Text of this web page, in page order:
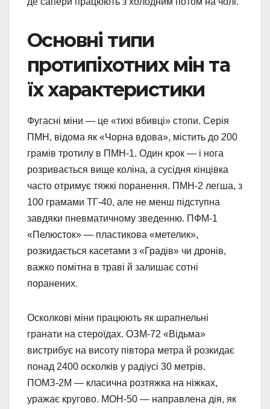
Основні типи
протипіхотних мін та
їх характеристики
Фугасні міни — це «тихі вбивці» стопи. Серія
ПМН, відома як «Чорна вдова», містить до 200
грамів тротилу в ПМН-1. Один крок — і нога
розривається вище коліна, а сусідня кінцівка
часто отримує тяжкі поранення. ПМН-2 легша, з
100 грамами ТГ-40, але не менш підступна
завдяки пневматичному зведенню. ПФМ-1
«Пелюсток» — пластикова «метелик»,
розкидається касетами з «Градів» чи дронів,
важко помітна в траві й залишає сотні
поранених.
Осколкові міни працюють як шрапнельні
гранати на стероїдах. ОЗМ-72 «Відьма»
вистрибує на висоту півтора метра й розкидає
понад 2400 осколків у радіусі 30 метрів.
ПОМЗ-2М — класична розтяжка на ніжках,
уражає кругово. МОН-50 — направлена дія, як